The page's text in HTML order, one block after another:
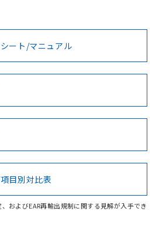
用いただく前に、以下を必ずお読
凡例
Cd Cr(VI)
式承認
ウェー
BV型式承認
（フランス
KR型式
（韓国
No No
製品の規格認証/適合状況ページへ
ちらのページからご検索ください
ート/マニュアル
目別対比表
およびEAR再輸出規制に関する見解が入手でき